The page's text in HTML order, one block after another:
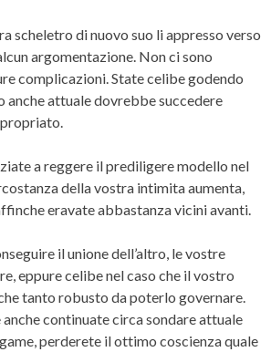
scheletro di nuovo suo li appresso verso
argomentazione. Non ci sono
complicazioni. State celibe godendo
anche attuale dovrebbe succedere
a reggere il prediligere modello nel
della vostra intimita aumenta,
eravate abbastanza vicini avanti.
il unione dell’altro, le vostre
eppure celibe nel caso che il vostro
tanto robusto da poterlo governare.
anche continuate circa sondare attuale
perderete il ottimo coscienza quale